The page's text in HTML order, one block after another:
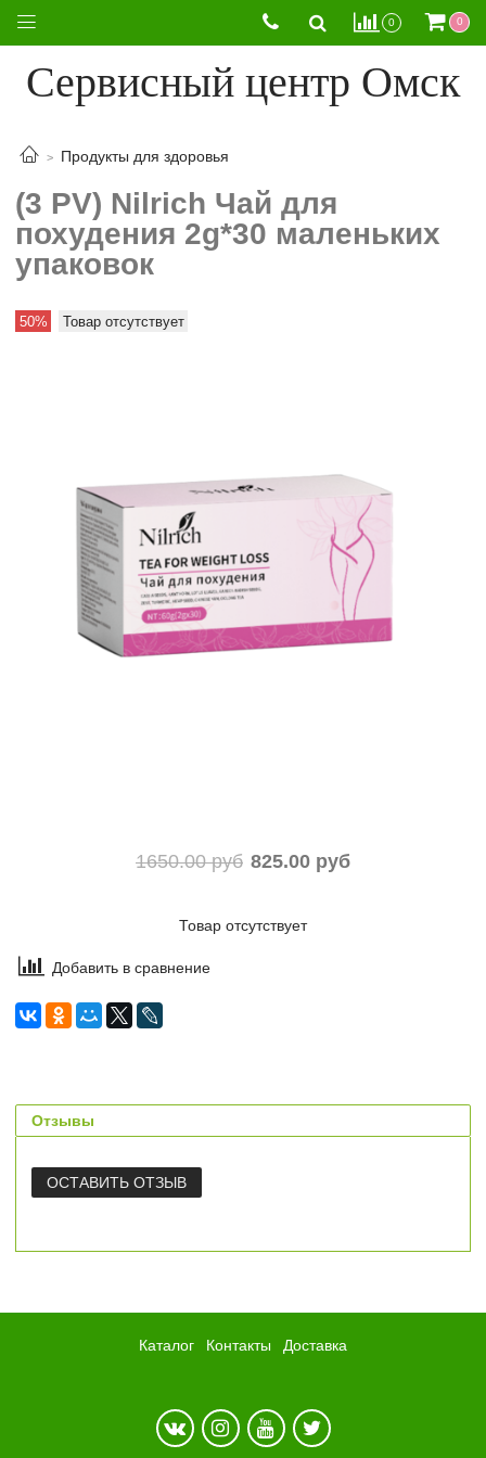
0 0
Сервисный центр Омск
Продукты для здоровья
(3 PV) Nilrich Чай для
похудения 2g*30 маленьких
упаковок
50% Товар отсутствует
1650.00 руб 825.00 руб
Товар отсутствует
Добавить в сравнение
Отзывы
ОСТАВИТЬ ОТЗЫВ
Каталог Контакты Доставка